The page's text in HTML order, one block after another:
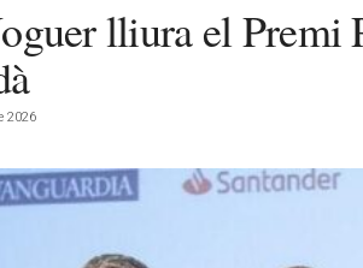
lliura el Premi
2026